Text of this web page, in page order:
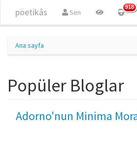
pöetikâs Sen
918
Ana sayfa
Popüler Bloglar
Adorno'nun Minima